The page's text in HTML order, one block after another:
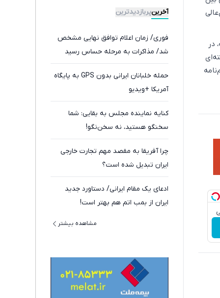
طول مذاکرات ۱۸ ساعته، در
و آمریکا، منوط به اجرای بند ۱۳ تفاهم‌نامه
رایگان+پرداخت
اقساطی😍
آخرینپربازدیدترین
فوری/ زمان اعلام توافق نهایی مشخص
شد/ مذاکرات به مرحله حساس رسید
حمله خلبانان ایرانی بدون GPS به پایگاه
آمریکا +ویدیو
کنایه نماینده مجلس به بقایی: شما
سخنگو هستید، نه سخن‌نگو!
چرا آفریقا به مقصد مهم تجارت خارجی
ایران تبدیل شده است؟
ادعای یک مقام ایرانی/ دستاورد جدید
ایران از بمب اتم هم بهتر است!
مشاهده بیشتر